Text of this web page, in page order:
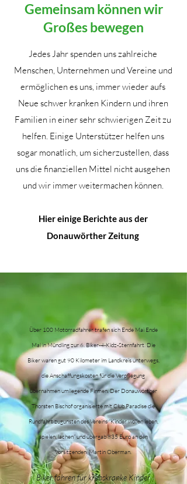
Gemeinsam können wir
Großes bewegen
Jedes Jahr spenden uns zahlreiche
Menschen, Unternehmen und Vereine und
ermöglichen es uns, immer wieder aufs
Neue schwer kranken Kindern und ihren
Familien in einer sehr schwierigen Zeit zu
helfen. Einige Unterstützer helfen uns
sogar monatlich, um sicherzustellen, dass
uns die finanziellen Mittel nicht ausgehen
und wir immer weitermachen können.
Hier einige Berichte aus der
Donauwörther Zeitung
Über 100 Motorradfahrer trafen sich Ende Mai Ende
Mai in Mündling zur 6. Biker-4-Kidz-Sternfahrt. Die
Biker waren gut 90 Kilometer im Landkreis unterwegs,
die Anschaffungskosten für die Verpflegung
übernahmen umliegende Firmen. Der Donauwörther
Thorsten Bischof organisierte mit Club Paradise die
Rundfahrt zugunsten des Vereins “Kinder wollen leben,
spielen, lachen” und übergab 835 Euro an den
Vorsitzenden, Martin Oberman.
Biker fahren für krebskranke Kinder